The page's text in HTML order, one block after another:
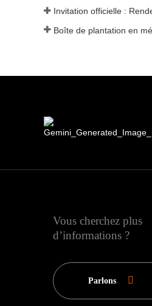
Vous cherchez plus
d’informations ?
Parlons